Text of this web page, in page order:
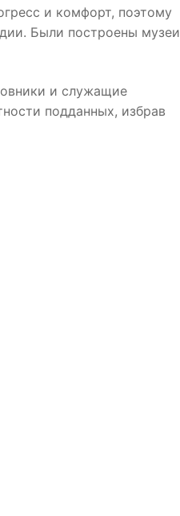
и комфорт, поэтому
Были построены музеи
и служащие
подданных, избрав